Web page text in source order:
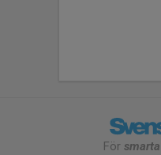
För smarta